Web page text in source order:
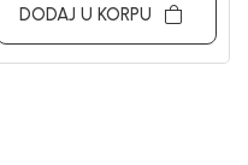
DODAJ U KORPU